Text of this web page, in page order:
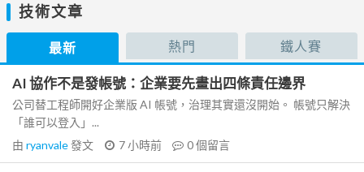
技術文章
最新 熱門 鐵人賽
AI 協作不是發帳號：企業要先畫出四條責任邊界
公司替工程師開好企業版 AI 帳號，治理其實還沒開始。 帳號只解決
「誰可以登入」...
由 ryanvale發文 7 小時前 0個留言